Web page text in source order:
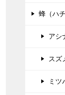
蜂（ハ
アシ
スズ
ミツ